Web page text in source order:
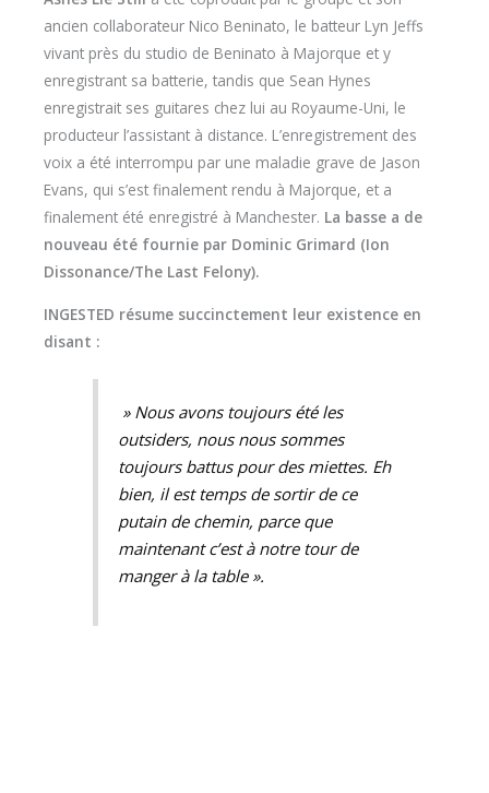
ancien collaborateur Nico Beninato, le batteur Lyn Jeffs
vivant près du studio de Beninato à Majorque et y
enregistrant sa batterie, tandis que Sean Hynes
enregistrait ses guitares chez lui au Royaume-Uni, le
producteur l’assistant à distance. L’enregistrement des
voix a été interrompu par une maladie grave de Jason
Evans, qui s’est finalement rendu à Majorque, et a
finalement été enregistré à Manchester. La basse a de
nouveau été fournie par Dominic Grimard (Ion
Dissonance/The Last Felony).
INGESTED résume succinctement leur existence en
disant :
» Nous avons toujours été les
outsiders, nous nous sommes
toujours battus pour des miettes. Eh
bien, il est temps de sortir de ce
putain de chemin, parce que
maintenant c’est à notre tour de
manger à la table ».